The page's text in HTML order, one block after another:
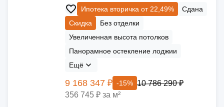
Ипотека вторичка от 22,49%
Сдана
Скидка
Без отделки
Увеличенная высота потолков
Панорамное остекление лоджии
Ещё
9 168 347 ₽ -15% 10 786 290 ₽
356 745 ₽ за м²